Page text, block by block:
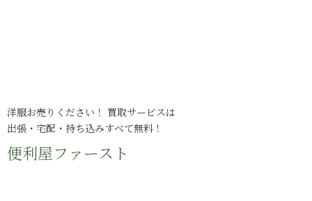
洋服お売りください！ 買取サービスは
出張・宅配・持ち込みすべて無料！
便利屋ファースト